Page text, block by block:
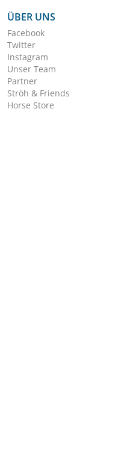
ÜBER UNS
Facebook
Twitter
Instagram
Unser Team
Partner
Ströh & Friends
Horse Store